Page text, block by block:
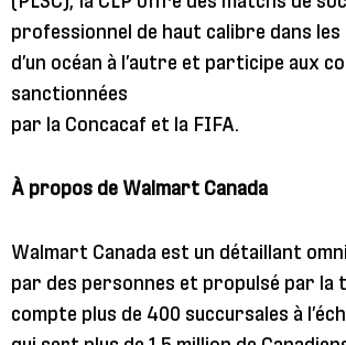
professionnel de haut calibre dans les
d’un océan à l’autre et participe aux
sanctionnées
par la Concacaf et la FIFA.
À propos de Walmart Canada
Walmart Canada est un détaillant
par des personnes et propulsé par la
compte plus de 400 succursales à